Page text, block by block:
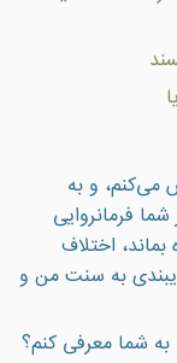
می‌کنم، و به
فرمانروایی
اختلاف
به سنت من و
به شما معرفى كنم؟